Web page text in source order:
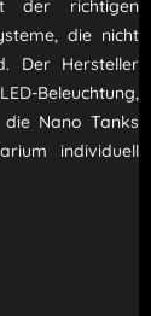
der richtigen
die nicht
Der Hersteller
Beleuchtung,
Nano Tanks
individuell